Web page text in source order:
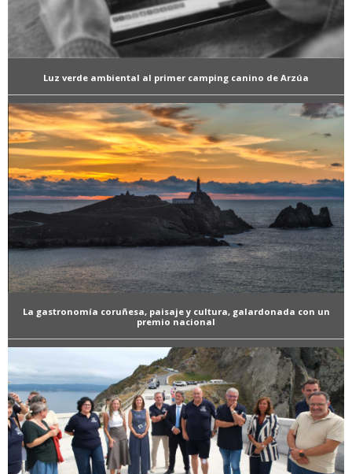
Luz verde ambiental al primer camping canino de Arzúa
La gastronomía coruñesa, paisaje y cultura, galardonada con un
premio nacional